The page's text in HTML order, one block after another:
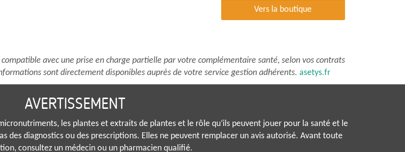
Vers la boutique
avec une prise en charge partielle par votre complémentaire santé, selon vos contrats
sont directement disponibles auprès de votre service gestion adhérents. asetys.fr
AVERTISSEMENT
les plantes et extraits de plantes et le rôle qu’ils peuvent jouer pour la santé et le
des diagnostics ou des prescriptions. Elles ne peuvent remplacer un avis autorisé. Avant toute
consultez un médecin ou un pharmacien qualifié.